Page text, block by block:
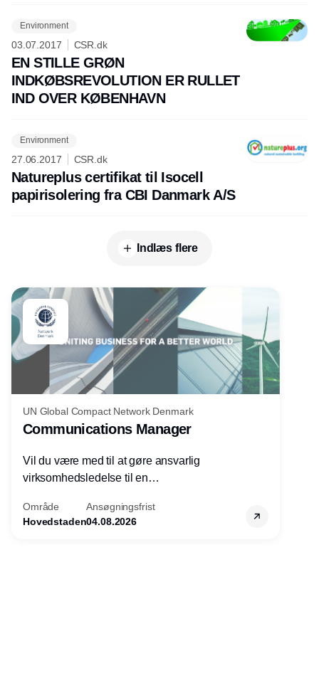
Environment
03.07.2017 CSR.dk
EN STILLE GRØN
INDKØBSREVOLUTION ER RULLET
IND OVER KØBENHAVN
Environment
27.06.2017 CSR.dk
Natureplus certifikat til Isocell
papirisolering fra CBI Danmark A/S
Indlæs flere
UN Global Compact Network Denmark
Communications Manager
Vil du være med til at gøre ansvarlig
virksomhedsledelse til en
virksomheder?
Område
Hovedstaden
Ansøgningsfrist
04.08.2026